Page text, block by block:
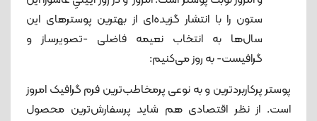
7. مهرداد موسوی
ستون را با انتشار گزیده‌ای از بهترین پوسترهای این
سال‌ها به انتخاب نعیمه فاضلی -تصویرساز و
گرافیست- به روز می‌کنیم:
پوستر پرکاربردترین و به نوعی پرمخاطب‌ترین فرم گرافیک امروز
است. از نظر اقتصادی هم شاید پرسفارش‌ترین محصول